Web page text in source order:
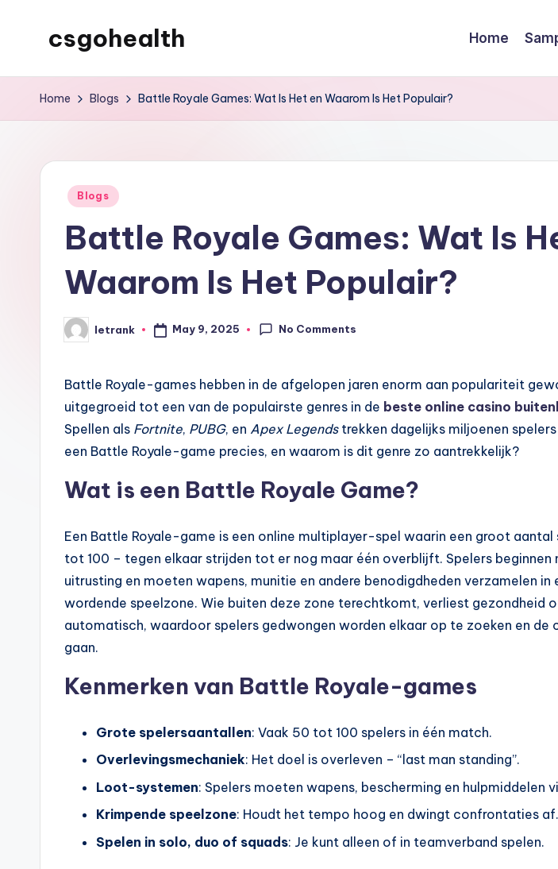
csgohealth Home
Home Blogs Battle Royale Games: Wat Is Het en Waarom Is Het Populair?
Posted
Blogs
Battle Royale Games: Wat Is
Waarom Is Het Populair?
Posted
by
letrank May 9, 2025 No Comments
Battle Royale-games hebben in de afgelopen jaren enorm aan populariteit
uitgegroeid tot een van de populairste genres in de beste online casino
Spellen als Fortnite, PUBG, en Apex Legendstrekken dagelijks miljoenen
een Battle Royale-game precies, en waarom is dit genre zo aantrekkelijk?
Wat is een Battle Royale Game?
Een Battle Royale-game is een online multiplayer-spel waarin een groot aantal
tot 100 – tegen elkaar strijden tot er nog maar één overblijft. Spelers beginnen
uitrusting en moeten wapens, munitie en andere benodigdheden verzamelen in
wordende speelzone. Wie buiten deze zone terechtkomt, verliest gezondheid
automatisch, waardoor spelers gedwongen worden elkaar op te zoeken en de
gaan.
Kenmerken van Battle Royale-games
Grote spelersaantallen: Vaak 50 tot 100 spelers in één match.
Overlevingsmechaniek: Het doel is overleven – “last man standing”.
Loot-systemen: Spelers moeten wapens, bescherming en hulpmiddelen
Krimpende speelzone: Houdt het tempo hoog en dwingt confrontaties af.
Spelen in solo, duo of squads: Je kunt alleen of in teamverband spelen.